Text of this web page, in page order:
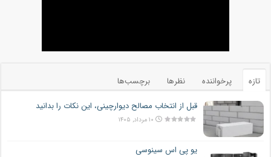
تازه پرخواننده نظرها
برچسب‌ها
قبل از انتخاب مصالح دیوارچینی، این نکات را بدانید
۱۰ مرداد, ۱۴۰۵
یو پی اس سینوسی